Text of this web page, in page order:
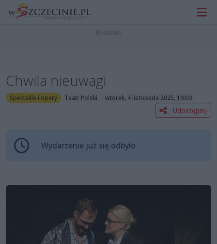
Chwila nieuwagi
Spektakle i opery Teatr Polski wtorek, 4 listopada 2025, 19:00
Udostępnij
Wydarzenie już się odbyło